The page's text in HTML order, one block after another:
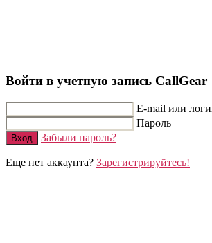
Войти в учетную запись CallGear
E-mail или
Пароль
Вход Забыли пароль?
Еще нет аккаунта? Зарегистрируйтесь!